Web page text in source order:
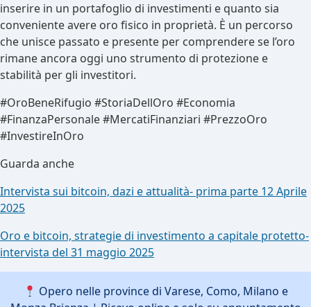
inserire in un portafoglio di investimenti e quanto sia
conveniente avere oro fisico in proprietà. È un percorso
che unisce passato e presente per comprendere se l’oro
rimane ancora oggi uno strumento di protezione e
stabilità per gli investitori.
#OroBeneRifugio #StoriaDellOro #Economia
#FinanzaPersonale #MercatiFinanziari #PrezzoOro
#InvestireInOro
Guarda anche
Intervista sui bitcoin, dazi e attualità- prima parte 12 Aprile
2025
Oro e bitcoin, strategie di investimento a capitale protetto-
intervista del 31 maggio 2025
Opero nelle province di Varese, Como, Milano e